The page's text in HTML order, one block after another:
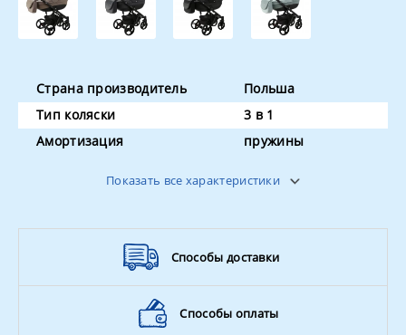
Страна производитель
Польша
Тип коляски
3 в 1
Амортизация
пружины
Показать все характеристики
Способы доставки
Способы оплаты